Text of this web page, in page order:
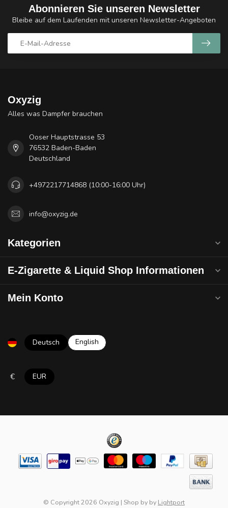
Abonnieren Sie unseren Newsletter
Bleibe auf dem Laufenden mit unseren Newsletter-Angeboten
Oxyzig
Alles was Dampfer brauchen
Ooser Hauptstrasse 53
76532 Baden-Baden
Deutschland
+4972217714868 (10:00-16:00 Uhr)
info@oxyzig.de
Kategorien
E-Zigarette & Liquid Shop Informationen
Mein Konto
Deutsch English
€ EUR
© Copyright 2026 Oxyzig | Shop by by Lightport